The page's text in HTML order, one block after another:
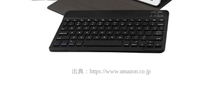
出典： https://www.amazon.co.jp